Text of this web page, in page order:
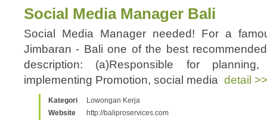
Social Media Manager Bali
Social Media Manager needed! For a
Jimbaran - Bali one of the best
description: (a)Responsible for
implementing Promotion, social media detail >>
Kategori
Lowongan Kerja
Website
http://baliproservices.com